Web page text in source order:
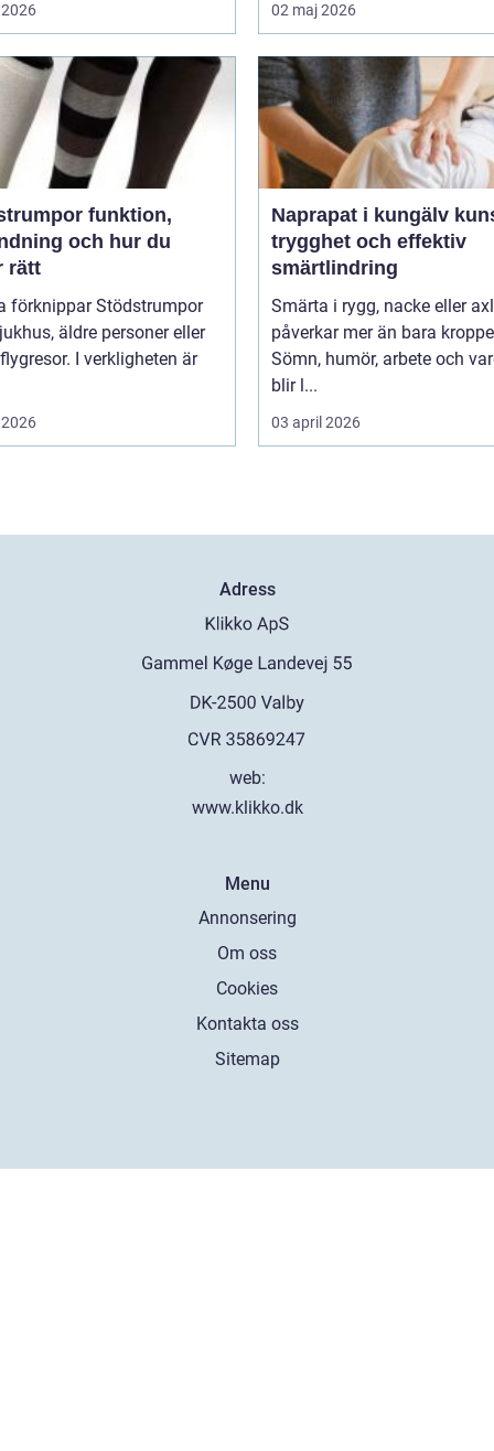
02 maj 2026
funktion,
och hur du
rätt
förknippar Stödstrumpor
äldre personer eller
I verkligheten är
Naprapat i kungälv kunskap,
trygghet och effektiv
smärtlindring
Smärta i rygg, nacke eller
påverkar mer än bara
Sömn, humör, arbete och
blir l...
03 april 2026
Adress
web:
www.klikko.dk
Menu
Annonsering
Om oss
Cookies
Kontakta oss
Sitemap